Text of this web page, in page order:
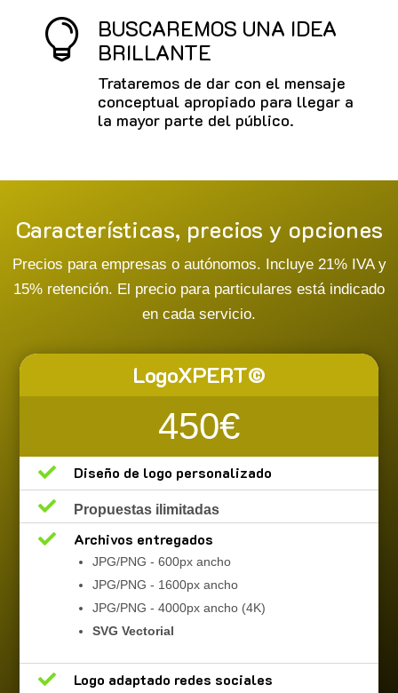

BUSCAREMOS UNA IDEA
BRILLANTE
Trataremos de dar con el mensaje
conceptual apropiado para llegar a
la mayor parte del público.
Características, precios y opciones
Precios para empresas o autónomos. Incluye 21% IVA y
15% retención. El precio para particulares está indicado
en cada servicio.
LogoXPERT©
450€

Diseño de logo personalizado

Propuestas ilimitadas
 Archivos entregados
JPG/PNG - 600px ancho
JPG/PNG - 1600px ancho
JPG/PNG - 4000px ancho (4K)
SVG Vectorial
 Logo adaptado redes sociales